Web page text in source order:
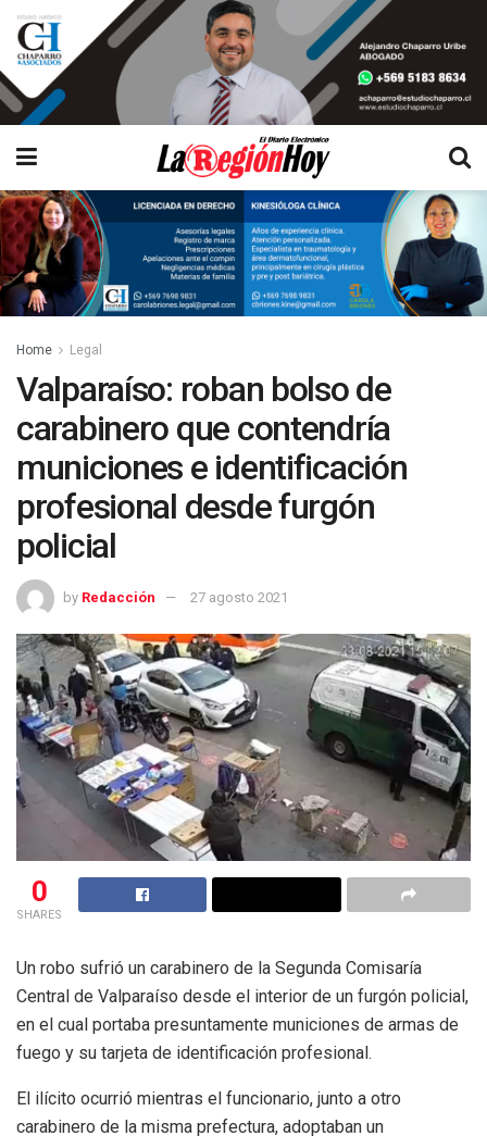
Home Legal
Valparaíso: roban bolso de
carabinero que contendría
municiones e identificación
profesional desde furgón
policial
by Redacción 27 agosto 2021
0
SHARES
Un robo sufrió un carabinero de la Segunda Comisaría
Central de Valparaíso desde el interior de un furgón policial,
en el cual portaba presuntamente municiones de armas de
fuego y su tarjeta de identificación profesional.
El ilícito ocurrió mientras el funcionario, junto a otro
carabinero de la misma prefectura, adoptaban un